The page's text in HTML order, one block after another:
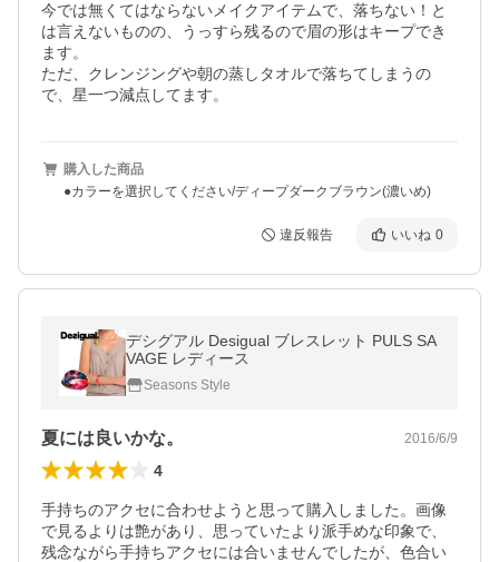
今では無くてはならないメイクアイテムで、落ちない！と
は言えないものの、うっすら残るので眉の形はキープでき
ます。
ただ、クレンジングや朝の蒸しタオルで落ちてしまうの
で、星一つ減点してます。
購入した商品
●カラーを選択してください/ディープダークブラウン(濃いめ)
違反報告 いいね 0
デシグアル Desigual ブレスレット PULS SA
VAGE レディース
Seasons Style
夏には良いかな。 2016/6/9
4
手持ちのアクセに合わせようと思って購入しました。画像
で見るよりは艶があり、思っていたより派手めな印象で、
残念ながら手持ちアクセには合いませんでしたが、色合い